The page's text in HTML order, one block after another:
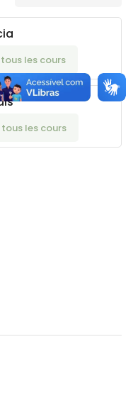
les cours
les cours